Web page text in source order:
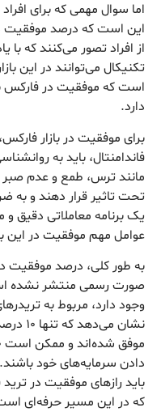
اما سوال مهمی که برای افراد
این است که درصد موفقیت
از افراد تصور می‌کنند که
تکنیکال می‌توانند در این
است که موفقیت در فارکس
دارد.
برای موفقیت در بازار
فاندامنتال، باید به
مانند ترس، طمع و عدم صبر
تحت تاثیر قرار دهند و به
یک برنامه معاملاتی دقیق
عوامل مهم موفقیت در این
به طور کلی، درصد موفقیت
صورت رسمی منتشر نشده
وجود دارد، مربوط به
نشان
دادن سرمایه‌های خود
باید رازهای موفقیت در
که در این مسیر حرفه‌ای